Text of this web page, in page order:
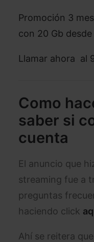
Promoción 3
con 20 Gb
Llamar ahora al
Como
saber si
cuenta
El anuncio que
streaming fue a
preguntas
haciendo click
Ahí se reitera